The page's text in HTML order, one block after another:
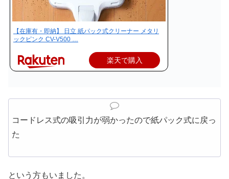
【在庫有・即納】 日立 紙パック式クリーナー メタリ
ックピンク CV-V500 …
楽天で購入
コードレス式の吸引力が弱かったので紙パック式に戻っ
た
という方もいました。